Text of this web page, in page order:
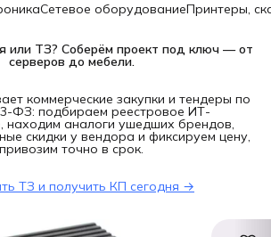
запрос на e-mail или в чат
Сетевое оборудованиеПринтеры,
или ТЗ? Соберём проект под ключ — от
серверов до мебели.
коммерческие закупки и тендеры по
ФЗ: подбираем реестровое ИТ-
находим аналоги ушедших брендов,
скидки у вендора и фиксируем цену,
привозим точно в срок.
ТЗ и получить КП сегодня →